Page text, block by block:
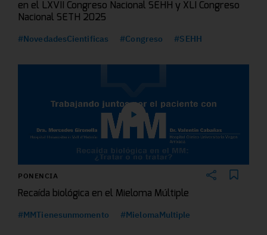
en el LXVII Congreso Nacional SEHH y XLI Congreso
Nacional SETH 2025
#NovedadesCientificas #Congreso #SEHH
PONENCIA
Recaída biológica en el Mieloma Múltiple
#MMTienesunmomento #MielomaMultiple